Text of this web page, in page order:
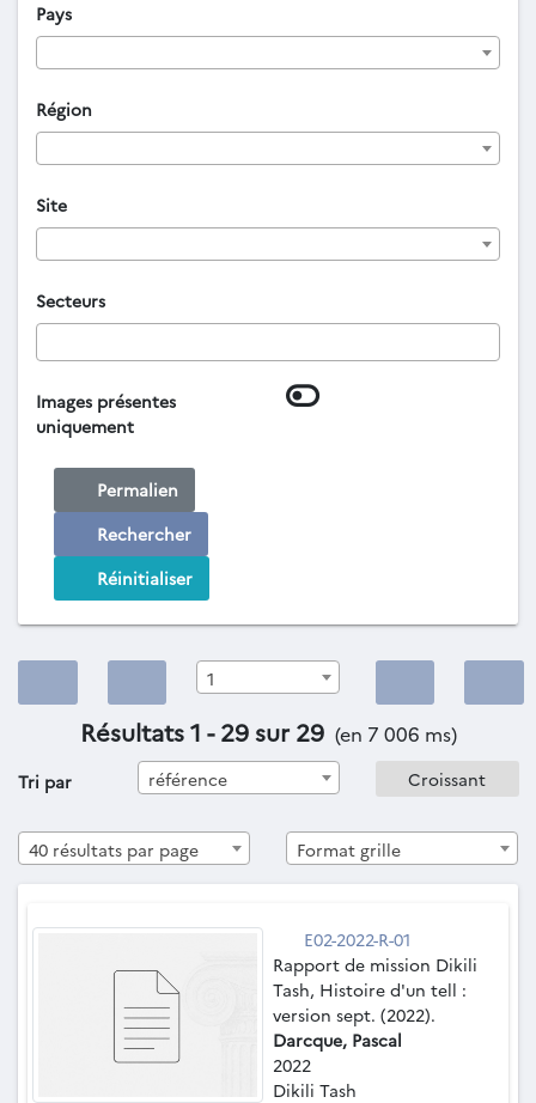
Pays
Région
Site
Secteurs
Images présentes
uniquement
Permalien
Rechercher
Réinitialiser
1
Résultats 1 - 29 sur 29 (en 7 006 ms)
Tri par référence
40 résultats par page Format grille
E02-2022-R-01
Rapport de mission Dikili
Tash, Histoire d'un tell :
version sept. (2022).
Darcque, Pascal
2022
Dikili Tash